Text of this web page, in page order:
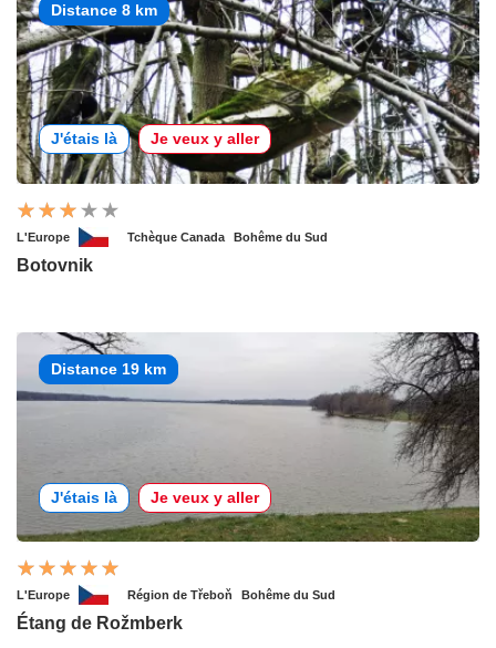
Distance 8 km
J'étais là Je veux y aller
L'Europe Tchèque Canada Bohême du Sud
Botovnik
Distance 19 km
J'étais là Je veux y aller
L'Europe Région de Třeboň Bohême du Sud
Étang de Rožmberk